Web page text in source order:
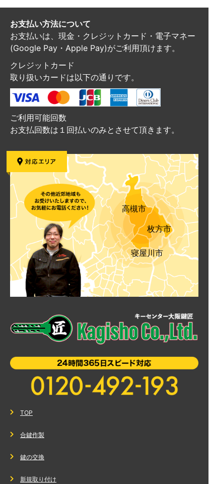
お支払い方法について
お支払いは、現金・クレジットカード・電子マネー
(Google Pay・Apple Pay)がご利用頂けます。
クレジットカード
取り扱いカードは以下の通りです。
ご利用可能回数
お支払回数は１回払いのみとさせて頂きます。
高槻市
枚方市
寝屋川市
TOP
合鍵作製
鍵の交換
新規取り付け